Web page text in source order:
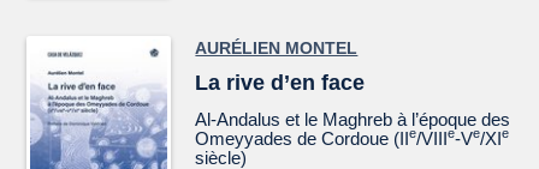
AURÉLIEN MONTEL
La rive d’en face
Al-Andalus et le Maghreb à l’époque des
Omeyyades de Cordoue (IIe/VIIIe-Ve/XIe
siècle)